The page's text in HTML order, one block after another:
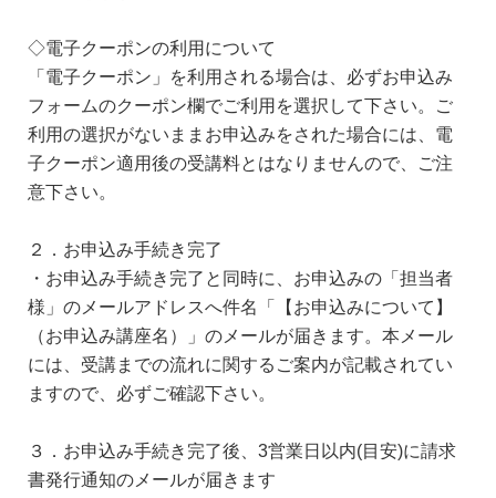
◇電子クーポンの利用について
「電子クーポン」を利用される場合は、必ずお申込み
フォームのクーポン欄でご利用を選択して下さい。ご
利用の選択がないままお申込みをされた場合には、電
子クーポン適用後の受講料とはなりませんので、ご注
意下さい。
２．お申込み手続き完了
・お申込み手続き完了と同時に、お申込みの「担当者
様」のメールアドレスへ件名「【お申込みについて】
（お申込み講座名）」のメールが届きます。本メール
には、受講までの流れに関するご案内が記載されてい
ますので、必ずご確認下さい。
３．お申込み手続き完了後、3営業日以内(目安)に請求
書発行通知のメールが届きます